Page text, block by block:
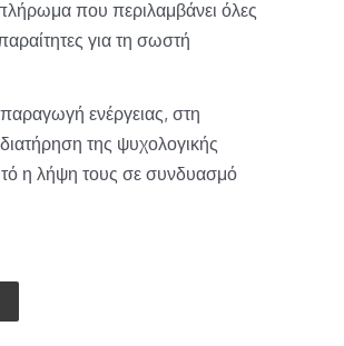
που περιλαμβάνει όλες
για τη σωστή
ενέργειας, στη
της ψυχολογικής
η λήψη τους σε συνδυασμό